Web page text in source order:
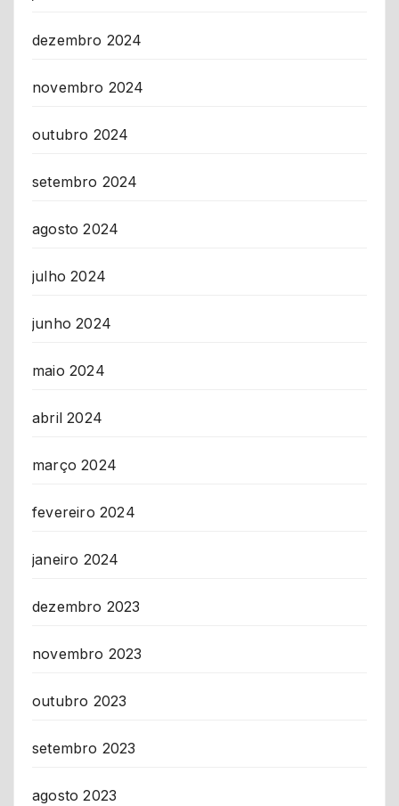
dezembro 2024
novembro 2024
outubro 2024
setembro 2024
agosto 2024
julho 2024
junho 2024
maio 2024
abril 2024
março 2024
fevereiro 2024
janeiro 2024
dezembro 2023
novembro 2023
outubro 2023
setembro 2023
agosto 2023